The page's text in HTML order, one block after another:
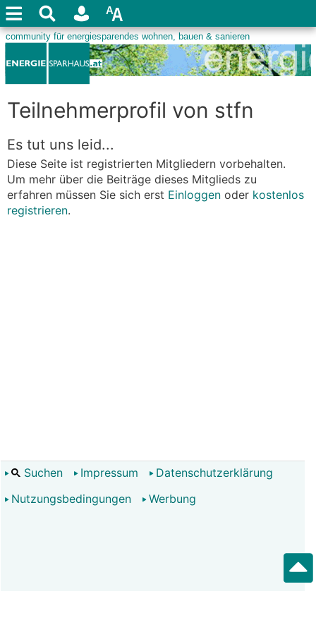
Teilnehmerprofil von stfn
Es tut uns leid...
Diese Seite ist registrierten Mitgliedern vorbehalten.
Um mehr über die Beiträge dieses Mitglieds zu
erfahren müssen Sie sich erst Einloggen oder kostenlos
registrieren.
Suchen Impressum
Datenschutzerklärung
Nutzungsbedingungen
Werbung